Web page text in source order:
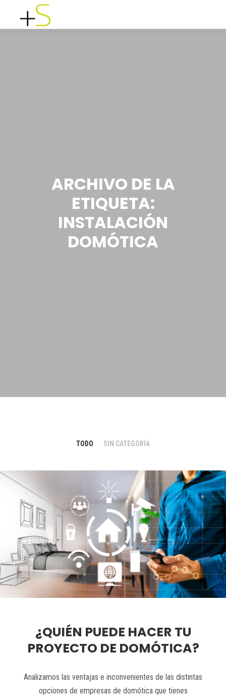
function add_excerpt_to_portfolio() {
add_post_type_support('projects', 'excerpt'); // Cambia 'projects' si el
slug es diferente } add_action('init', 'add_excerpt_to_portfolio');
Menú principal
ARCHIVO DE LA
ETIQUETA:
INSTALACIÓN
DOMÓTICA
TODO SIN CATEGORÍA
¿QUIÉN PUEDE HACER TU
PROYECTO DE DOMÓTICA?
Analizamos las ventajas e inconvenientes de las distintas
opciones de empresas de domótica que tienes